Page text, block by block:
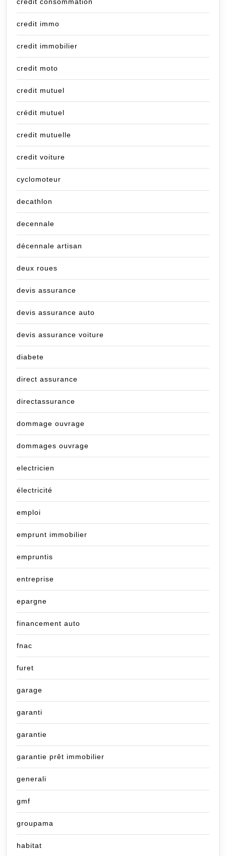
credit consommation
credit immo
credit immobilier
credit moto
credit mutuel
crédit mutuel
credit mutuelle
credit voiture
cyclomoteur
decathlon
decennale
décennale artisan
deux roues
devis assurance
devis assurance auto
devis assurance voiture
diabete
direct assurance
directassurance
dommage ouvrage
dommages ouvrage
electricien
électricité
emploi
emprunt immobilier
empruntis
entreprise
epargne
financement auto
fnac
furet
garage
garanti
garantie
garantie prêt immobilier
generali
gmf
groupama
habitat